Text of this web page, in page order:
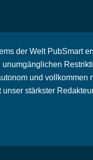
der Welt PubSmart
und vollkommen
stärkster